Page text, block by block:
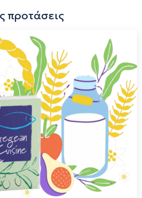
επίπεδο. Τα προϊόντα που
ταξιδεύουν ανά τον κόσμο,
σταθερούς πελάτες από το
της βιοτεχνίας (το παλιό
διατίθεται μια τεράστια ποικιλία
προϊόντων, όπως τυρί Σα Μιχάλη,
θυμαρίσιο μέλι Σύρου και
εκλεκτή γκάμα κρασιών και λικέρ
προϊόν στα ράφια του
ένα προς ένα για τη
αυθεντική του γεύση. Μπαίνοντας
προτάσεις